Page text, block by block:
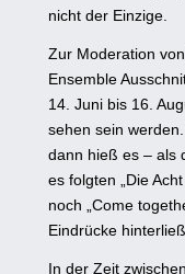
nicht der Einzige.
Zur Moderation
Ensemble
14. Juni bis 16.
sehen sein werden.
dann hieß es – als
es folgten „Die
noch „Come
Eindrücke hinterließ.
In der Zeit